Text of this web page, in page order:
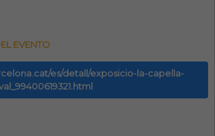
EVENTO
es/detall/exposicio-la-capella-